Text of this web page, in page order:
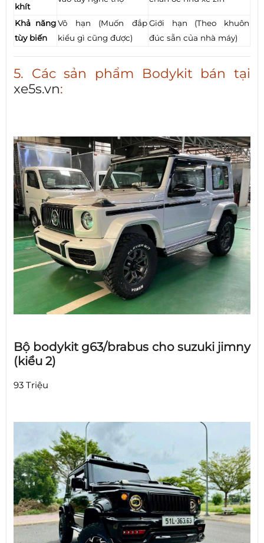
khít
Khả năng
tùy biến
Vô hạn (Muốn đắp
kiểu gì cũng được)
Giới hạn (Theo khuôn
đúc sẵn của nhà máy)
5. Các sản phẩm Bodykit bán tại
xe5s.vn:
Bộ bodykit g63/brabus cho suzuki jimny
(kiểu 2)
93 Triệu